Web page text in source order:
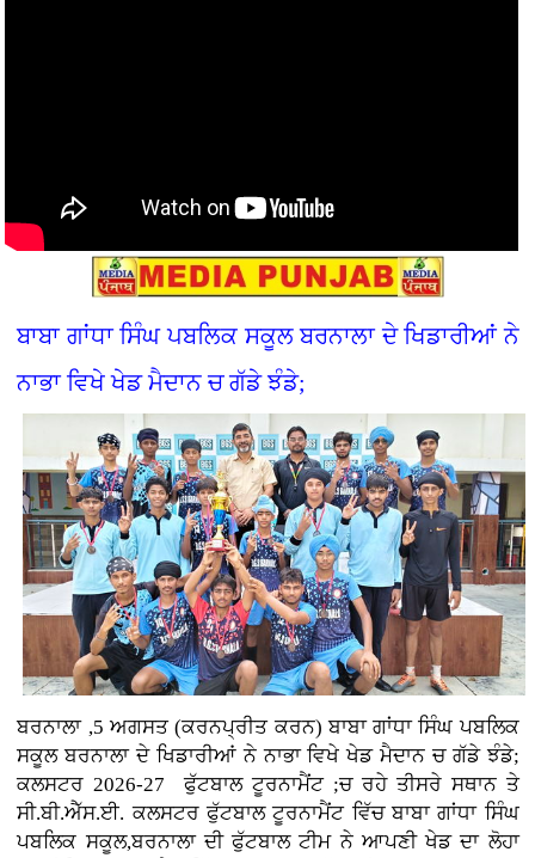
ਬਾਬਾ ਗਾਂਧਾ ਸਿੰਘ ਪਬਲਿਕ ਸਕੂਲ ਬਰਨਾਲਾ ਦੇ ਖਿਡਾਰੀਆਂ ਨੇ
ਨਾਭਾ ਵਿਖੇ ਖੇਡ ਮੈਦਾਨ ਚ ਗੱਡੇ ਝੰਡੇ;
ਬਰਨਾਲਾ ,5 ਅਗਸਤ (ਕਰਨਪ੍ਰੀਤ ਕਰਨ) ਬਾਬਾ ਗਾਂਧਾ ਸਿੰਘ ਪਬਲਿਕ
ਸਕੂਲ ਬਰਨਾਲਾ ਦੇ ਖਿਡਾਰੀਆਂ ਨੇ ਨਾਭਾ ਵਿਖੇ ਖੇਡ ਮੈਦਾਨ ਚ ਗੱਡੇ ਝੰਡੇ;
ਕਲਸਟਰ 2026-27 ਫੁੱਟਬਾਲ ਟੂਰਨਾਮੈਂਟ ;ਚ ਰਹੇ ਤੀਸਰੇ ਸਥਾਨ ਤੇ
ਸੀ.ਬੀ.ਐੱਸ.ਈ. ਕਲਸਟਰ ਫੁੱਟਬਾਲ ਟੂਰਨਾਮੈਂਟ ਵਿੱਚ ਬਾਬਾ ਗਾਂਧਾ ਸਿੰਘ
ਪਬਲਿਕ ਸਕੂਲ,ਬਰਨਾਲਾ ਦੀ ਫੁੱਟਬਾਲ ਟੀਮ ਨੇ ਆਪਣੀ ਖੇਡ ਦਾ ਲੋਹਾ